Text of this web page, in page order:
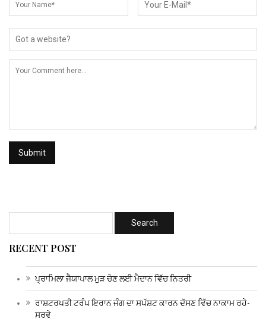
RECENT POST
ਪ੍ਰਾਮਿਲਾ ਜੈਯਾਪਾਲ ਮੁੜ ਚੋਣ ਲਈ ਮੈਦਾਨ ਵਿੱਚ ਨਿਤਰੀ
ਰਾਸ਼ਟਰਪਤੀ ਟਰੰਪ ਇਰਾਨ ਜੰਗ ਦਾ ਸਪੱਸ਼ਟ ਕਾਰਨ ਦੱਸਣ ਵਿੱਚ ਨਾਕਾਮ ਰਹੇ-
ਸਰਵੇ